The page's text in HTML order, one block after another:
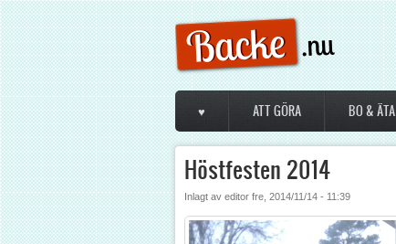
Main menu
♥ ATT GÖRA BO & ÄTA
Höstfesten 2014
Inlagt av editor fre, 2014/11/14 - 11:39